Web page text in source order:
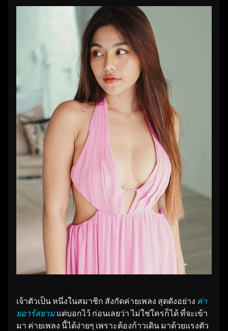
เจ้าตัวเป็น หนึ่งในสมาชิก สังกัดค่ายเพลง สุดดังอย่าง ค่า
ยอาร์สยามแต่บอกไว้ ก่อนเลยว่า ไม่ใช่ใครก็ได้ ที่จะเข้า
มา ค่ายเพลง นี้ได้ง่ายๆ เพราะต้องก้าวเดิน มาด้วยแรงตัว